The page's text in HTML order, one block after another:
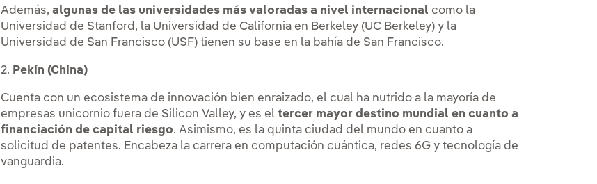
Además, algunas de las universidades más valoradas a nivel internacional como la
Universidad de Stanford, la Universidad de California en Berkeley (UC Berkeley) y la
Universidad de San Francisco (USF) tienen su base en la bahía de San Francisco.
2. Pekín (China)
Cuenta con un ecosistema de innovación bien enraizado, el cual ha nutrido a la mayoría de
empresas unicornio fuera de Silicon Valley, y es eltercer mayor destino mundial en cuanto a
financiación de capital riesgo. Asimismo, es la quinta ciudad del mundo en cuanto a
solicitud de patentes. Encabeza la carrera en computación cuántica, redes 6G y tecnología de
vanguardia.